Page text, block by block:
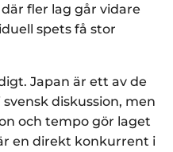
fler lag går vidare
spets få stor
Japan är ett av de
diskussion, men
och tempo gör laget
en direkt konkurrent i